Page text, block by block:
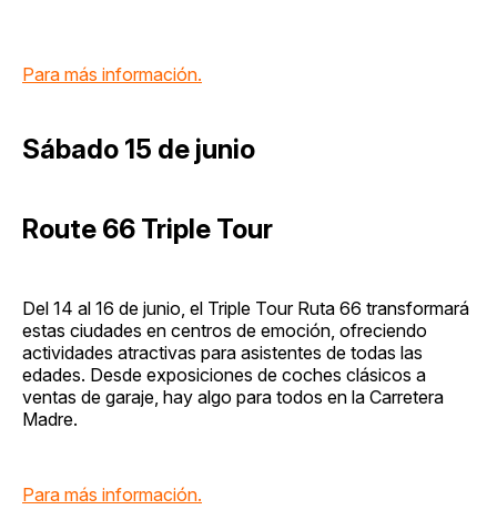
Para más información.
Sábado 15 de junio
Route 66 Triple Tour
Del 14 al 16 de junio, el Triple Tour Ruta 66 transformará
estas ciudades en centros de emoción, ofreciendo
actividades atractivas para asistentes de todas las
edades. Desde exposiciones de coches clásicos a
ventas de garaje, hay algo para todos en la Carretera
Madre.
Para más información.